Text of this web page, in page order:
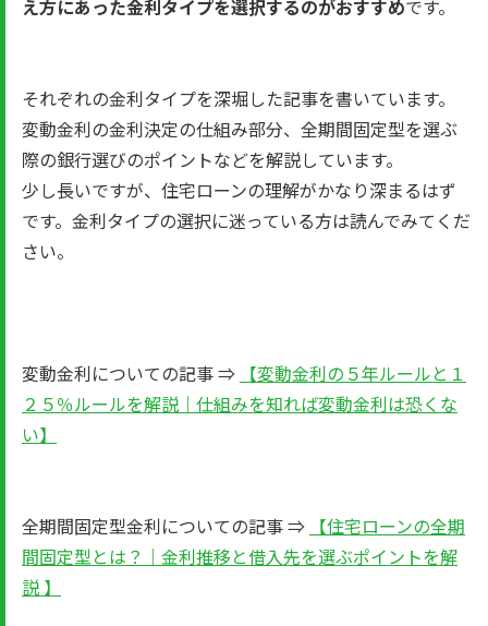
え方にあった金利タイプを選択するのがおすすめです。
それぞれの金利タイプを深堀した記事を書いています。
変動金利の金利決定の仕組み部分、全期間固定型を選ぶ
際の銀行選びのポイントなどを解説しています。
少し長いですが、住宅ローンの理解がかなり深まるはず
です。金利タイプの選択に迷っている方は読んでみてくだ
さい。
変動金利についての記事 ⇒ 【変動金利の５年ルールと１
２５％ルールを解説｜仕組みを知れば変動金利は恐くな
い】
全期間固定型金利についての記事 ⇒ 【住宅ローンの全期
間固定型とは？｜金利推移と借入先を選ぶポイントを解
説 】